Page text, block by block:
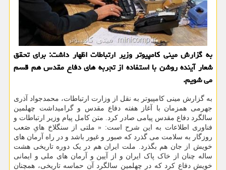
به گزارش مینی كامپیوتر وزیر ارتباطات اظهار داشت: برای تحقق
شعار آینده روشن با استفاده از تجربه های دفاع مقدس هم قسم
می شویم.
به گزارش مینی کامپیوتر به نقل از وزارت ارتباطات، محمدجواد آذری
جهرمی همزمان با آغاز هفته دفاع مقدس و گرامیداشت چهلمین
سالگرد دفاع مقدس پیامی صادر کرد. متن کامل پیام وزیر ارتباطات و
فناوری اطلاعات به این شرح است: « ملتی از سنگلاخ هایِ صَعب
روزگار به سلامت می گذرد که صبور و غیور باشد و در راه آرمان های
خویش از جان هم بگذرد. ملت ایران هم در یک دوره تاریخی هشت
ساله چنان از خاک پاک ایران و از آیین و آرمان های ملی و ایمانی
خویش دفاع کرد که در چهلمین سالگرد آن حماسه تاریخی، همچنان